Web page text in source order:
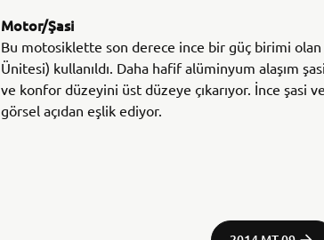
Motor/Şasi
Bu motosiklette son derece ince bir güç birimi olan
Ünitesi) kullanıldı. Daha hafif alüminyum alaşım
ve konfor düzeyini üst düzeye çıkarıyor. İnce şasi
görsel açıdan eşlik ediyor.